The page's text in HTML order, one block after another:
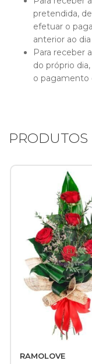
PESQUISAR
pretendida,
efetuar o
anterior ao
Para receber
do próprio
o pagamento
RAMOLOVE